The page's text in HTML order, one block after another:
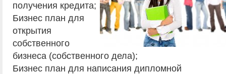
получения кредита;
Бизнес план для
открытия
собственного
бизнеса (собственного дела);
Бизнес план для написания дипломной